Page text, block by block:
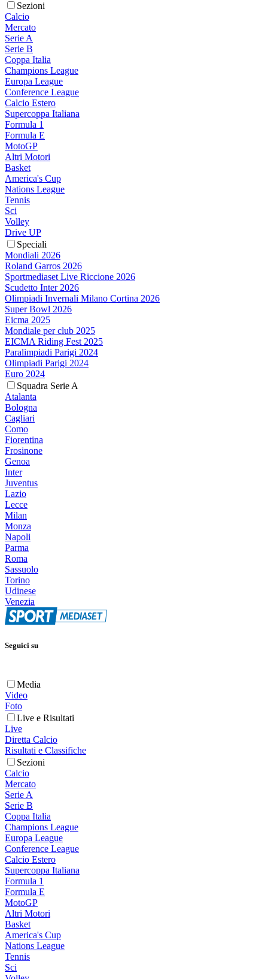
Sezioni
Calcio
Mercato
Serie A
Serie B
Coppa Italia
Champions League
Europa League
Conference League
Calcio Estero
Supercoppa Italiana
Formula 1
Formula E
MotoGP
Altri Motori
Basket
America's Cup
Nations League
Tennis
Sci
Volley
Drive UP
Speciali
Mondiali 2026
Roland Garros 2026
Sportmediaset Live Riccione 2026
Scudetto Inter 2026
Olimpiadi Invernali Milano Cortina 2026
Super Bowl 2026
Eicma 2025
Mondiale per club 2025
EICMA Riding Fest 2025
Paralimpiadi Parigi 2024
Olimpiadi Parigi 2024
Euro 2024
Squadra Serie A
Atalanta
Bologna
Cagliari
Como
Fiorentina
Frosinone
Genoa
Inter
Juventus
Lazio
Lecce
Milan
Monza
Napoli
Parma
Roma
Sassuolo
Torino
Udinese
Venezia
Seguici su
Media
Video
Foto
Live e Risultati
Live
Diretta Calcio
Risultati e Classifiche
Sezioni
Calcio
Mercato
Serie A
Serie B
Coppa Italia
Champions League
Europa League
Conference League
Calcio Estero
Supercoppa Italiana
Formula 1
Formula E
MotoGP
Altri Motori
Basket
America's Cup
Nations League
Tennis
Sci